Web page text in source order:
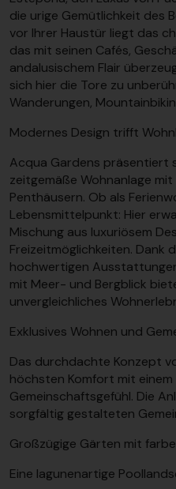
die urige Gemütlichkeit des
vor Ihrer Haustür liegt das
das mit seinen Cafés,
andalusischem Flair
sich hier die Tore zu
Wanderungen,
Modernes Design trifft
Acqua Gardens präsentiert
zeitgemäße Wohnanlage
Penthäusern. Ob als
Lebensmittelpunkt: Hier
Mischung aus luxuriösem
Freizeitmöglichkeiten. Dank
hochwertigen
mit Meer- und Bergblick
unvergleichliches
Exklusives Wohnen und
Das durchdachte Konzept
höchsten Komfort mit
Gemeinschaftsgefühl. Die
sorgfältig gestalteten
Großzügige Gärten mit
Eine lagunenartige